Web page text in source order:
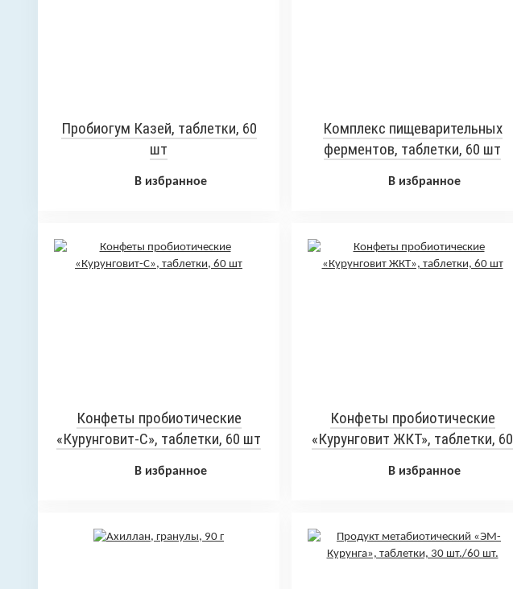
Пробиогум Казей, таблетки, 60
шт
В избранное
Комплекс пищеварительных
ферментов, таблетки, 60 шт
В избранное
Конфеты пробиотические
«Курунговит-С», таблетки, 60 шт
В избранное
Конфеты пробиотические
«Курунговит ЖКТ», таблетки, 60
В избранное